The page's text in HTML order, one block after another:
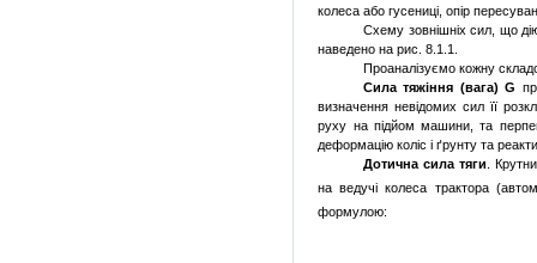
колеса або гусениці, опір
Схему зовнішніх сил, що
наведено на рис. 8.1.1.
Проаналізуємо кожну
Сила тяжіння (вага)G
визначення невідо­мих сил її
руху на підйом машини, та
деформацію коліс і ґрунту та
Дотична сила тяги
на ведучі колеса трактора
формулою: